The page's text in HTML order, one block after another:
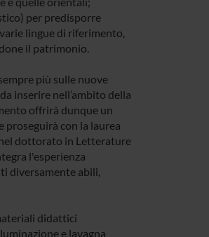
per predisporre
lingue di riferimento,
il patrimonio.
più sulle nuove
inserire nell’ambito della
offrirà dunque un
proseguirà con la laurea
dottorato in Letterature
l'esperienza
diversamente abili,
didattici
e lavagna